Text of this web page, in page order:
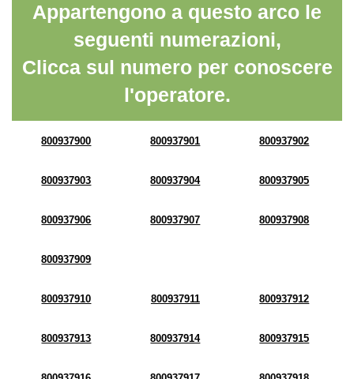
Appartengono a questo arco le
seguenti numerazioni,
Clicca sul numero per conoscere
l'operatore.
800937900 800937901 800937902
800937903 800937904 800937905
800937906 800937907 800937908
800937909
800937910 800937911 800937912
800937913 800937914 800937915